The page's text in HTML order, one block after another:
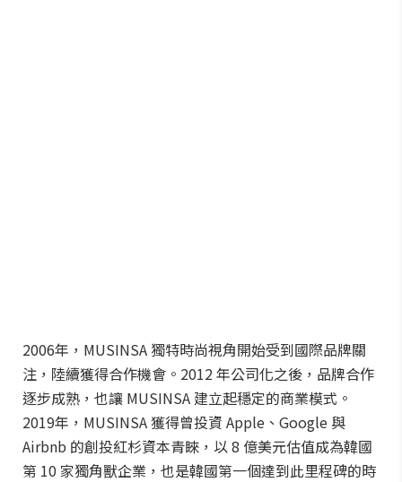
2006年，MUSINSA 獨特時尚視角開始受到國際品牌關
注，陸續獲得合作機會。2012 年公司化之後，品牌合作
逐步成熟，也讓 MUSINSA 建立起穩定的商業模式。
2019年，MUSINSA 獲得曾投資 Apple、Google 與
Airbnb 的創投紅杉資本青睞，以 8 億美元估值成為韓國
第 10 家獨角獸企業，也是韓國第一個達到此里程碑的時